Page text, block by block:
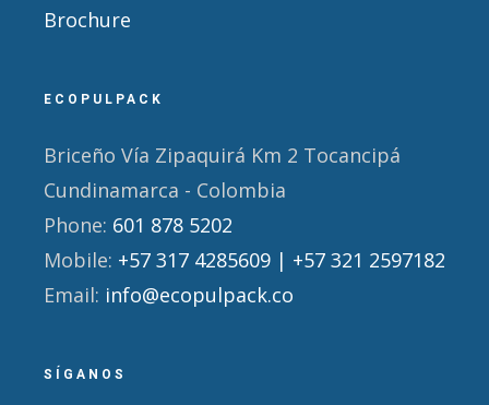
Brochure
ECOPULPACK
Briceño Vía Zipaquirá Km 2 Tocancipá
Cundinamarca - Colombia
Phone: 601 878 5202
Mobile: +57 317 4285609 | +57 321 2597182
Email: info@ecopulpack.co
SÍGANOS